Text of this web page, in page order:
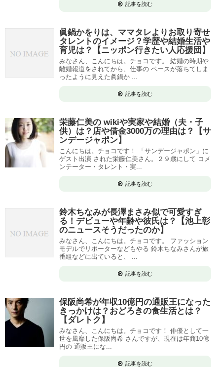
記事を読む
眞鍋かをりは、ママタレよりお取り寄せ
タレントのイメージ？学歴や結婚生活や
育児は？【ニッポン行きたい人応援団】
みなさん、こんにちは。チョコです。 結婚の時期や
離婚報道をされてから、仕事の ペースが落ちてしま
ったように見えた眞鍋か ...
記事を読む
栄藤仁美の wikiや実家や結婚（夫・子
供）は？店や借金3000万の理由は？【サ
ンデージャポン】
こんにちは。チョコです！ 「サンデージャポン」に
ゲスト出演 された栄藤仁美さん。２９歳にして コメ
ンテーター・タレント・実...
記事を読む
鈴木ちなみが長澤まさみ似で可愛すぎ
る！デビューや年齢や彼氏は？【池上彰
のニュースそうだったのか】
みなさん、こんにちは。チョコです。 ファッション
モデルでリポーターなどもやる 鈴木ちなみさんが旅
番組などに出ていると、 ...
記事を読む
保阪尚希が年収10億円の通販王になった
きっかけは？おどろきの食生活とは？
【ダレトク】
みなさん、こんにちは。チョコです！ 俳優として一
世を風靡した保阪尚希 さんですが、現在は年商10億
円の 通販王にな...
記事を読む